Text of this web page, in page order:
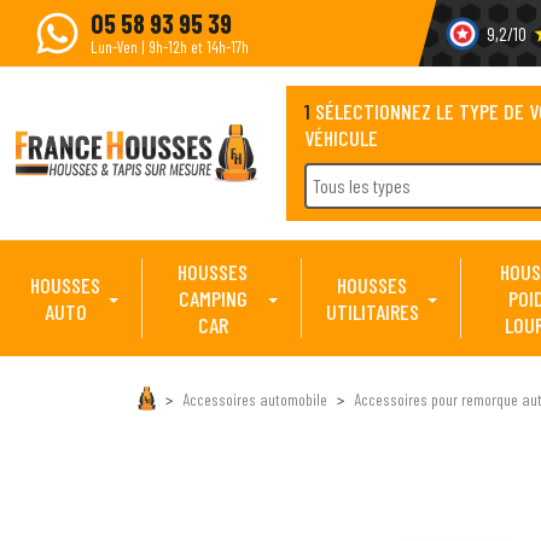
05 58 93 95 39
Lun-Ven | 9h-12h et 14h-17h
9,2/10
1 SÉLECTIONNEZ LE TYPE DE
VÉHICULE
Tous les types
HOUSSES
AUTO
HOUSSES
CAMPING
CAR
HOUSSES
UTILITAIRES
Accessoires automobile Accessoires pour remorque